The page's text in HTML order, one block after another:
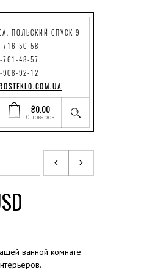
ПОЛЬСКИЙ СПУСК 9
716-50-58
761-48-57
908-92-12
₴0.00
0 товаров
ванной комнате